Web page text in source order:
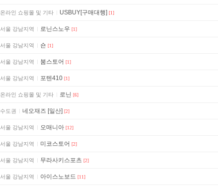
온라인 쇼핑몰 및 기타 USBUY[구매대행] [1]
서울 강남지역 로닌스노우 [1]
서울 강남지역 숀 [1]
서울 강남지역 붐스토어 [1]
서울 강남지역 포텐410 [1]
온라인 쇼핑몰 및 기타 로닌 [6]
수도권 네오재즈 [일산] [2]
서울 강남지역 오매니아 [12]
서울 강남지역 미코스토어 [2]
서울 강남지역 무라사키스포츠 [2]
서울 강남지역 아이스노보드 [11]